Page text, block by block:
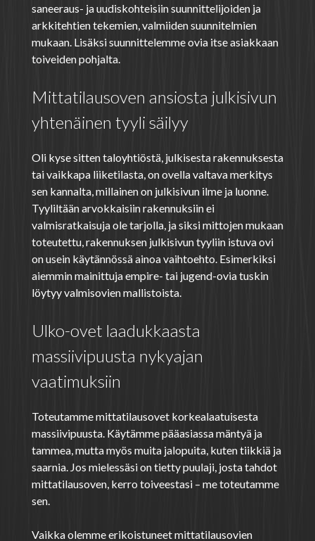
saneeraus- ja uudiskohteisiin suunnittelijoiden ja
arkkitehtien tekemien, valmiiden suunnitelmien
mukaan. Lisäksi suunnittelemme ovia itse asiakkaan
toiveiden pohjalta.
Mittatilausoven ansiosta julkisivun
yhtenäinen tyyli säilyy
Oli kyse sitten taloyhtiöstä, julkisesta rakennuksesta
tai vaikkapa liiketilasta, on ovella valtava merkitys
sen kannalta, millainen on julkisivun ilme ja luonne.
Tyyliltään arvokkaisiin rakennuksiin ei
valmisratkaisuja ole tarjolla, ja siksi mittojen mukaan
toteutettu, rakennuksen julkisivun tyyliin istuva ovi
on usein käytännössä ainoa vaihtoehto. Esimerkiksi
aiemmin mainittuja empire- tai jugend-ovia tuskin
löytyy valmisovien mallistoista.
Ulko-ovet laadukkaasta
massiivipuusta nykyajan
vaatimuksiin
Toteutamme mittatilausovet korkealaatuisesta
massiivipuusta. Käytämme pääasiassa mäntyä ja
tammea, mutta myös muita jalopuita, kuten tiikkiä ja
saarnia. Jos mielessäsi on tietty puulaji, josta tahdot
mittatilausoven, kerro toiveestasi – me toteutamme
sen.
Vaikka olemme erikoistuneet mittatilausovien